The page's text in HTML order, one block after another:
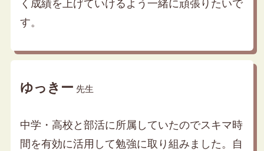
く成績を上げていけるよう一緒に頑張りたいで
す。
ゆっきー 先生
中学・高校と部活に所属していたのでスキマ時
間を有効に活用して勉強に取り組みました。自